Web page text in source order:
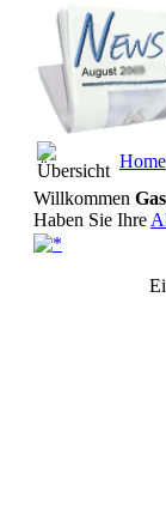
Home
Willkommen
Haben Sie Ihre